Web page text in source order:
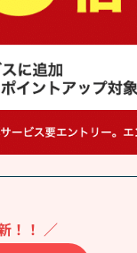
！！ ／